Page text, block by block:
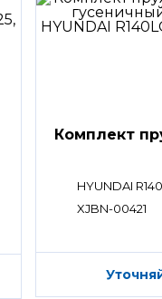
Комплект
HYUNDAI
XJBN-00421